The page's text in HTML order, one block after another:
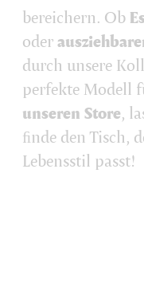
bereichern. Ob
oder
durch unsere
perfekte Modell
unseren Store,
ﬁnde den Tisch,
Lebensstil passt!